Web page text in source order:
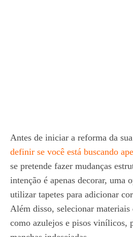
Antes de iniciar a reforma da
definir se você está buscando
se pretende fazer mudanças
intenção é apenas decorar, uma
utilizar tapetes para adicionar
Além disso, selecionar
como azulejos e pisos vinílicos,